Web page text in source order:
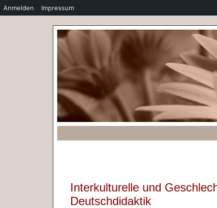
Interkulturelle und
Deutschdidaktik
Anmelden Impressum